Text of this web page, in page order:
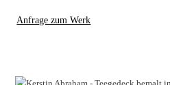
Anfrage zum Werk